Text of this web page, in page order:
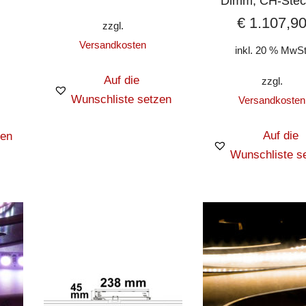
zzgl.
Versandkosten
Auf die
Wunschliste setzen
€ 1.107,90
inkl. 20 %
zzgl.
Versandkosten
Auf die
Wunschliste